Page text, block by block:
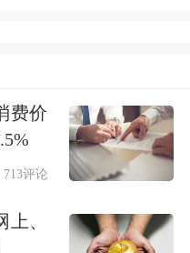
费价
713评论
、